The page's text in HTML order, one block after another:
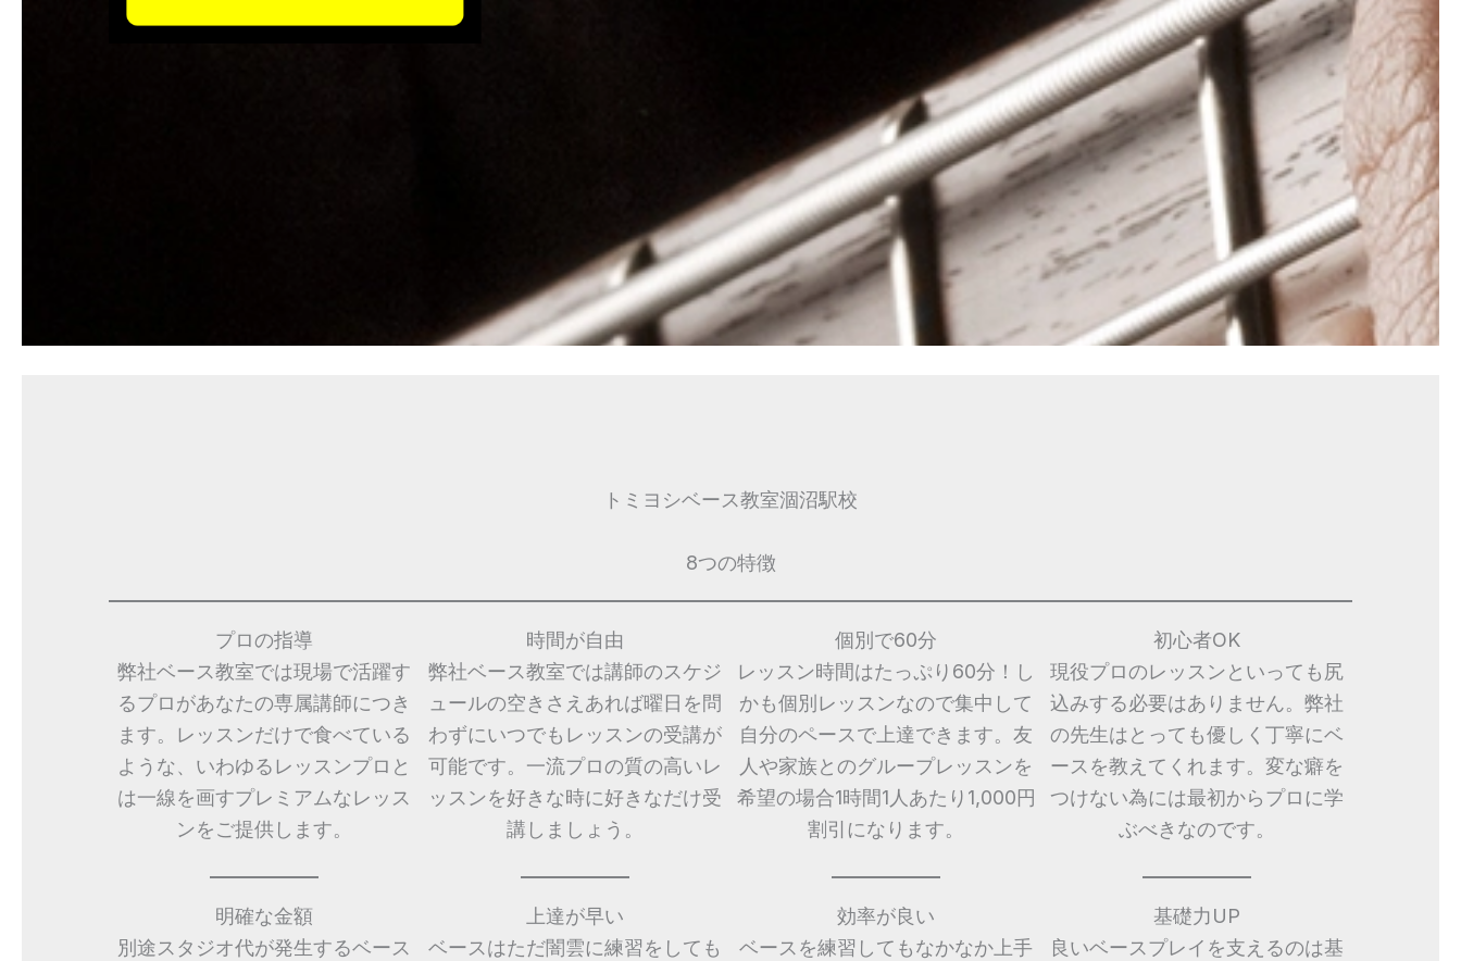
トミヨシベース教室涸沼駅校
8つの特徴
プロの指導
弊社ベース教室では現場で活躍す
るプロがあなたの専属講師につき
ます。レッスンだけで食べている
ような、いわゆるレッスンプロと
は一線を画すプレミアムなレッス
ンをご提供します。
時間が自由
弊社ベース教室では講師のスケジ
ュールの空きさえあれば曜日を問
わずにいつでもレッスンの受講が
可能です。一流プロの質の高いレ
ッスンを好きな時に好きなだけ受
講しましょう。
個別で60分
レッスン時間はたっぷり60分！し
かも個別レッスンなので集中して
自分のペースで上達できます。友
人や家族とのグループレッスンを
希望の場合1時間1人あたり1,000円
割引になります。
初心者OK
現役プロのレッスンといっても尻
込みする必要はありません。弊社
の先生はとっても優しく丁寧にベ
ースを教えてくれます。変な癖を
つけない為には最初からプロに学
ぶべきなのです。
明確な金額
別途スタジオ代が発生するベース
上達が早い
ベースはただ闇雲に練習をしても
効率が良い
ベースを練習してもなかなか上手
基礎力UP
良いベースプレイを支えるのは基